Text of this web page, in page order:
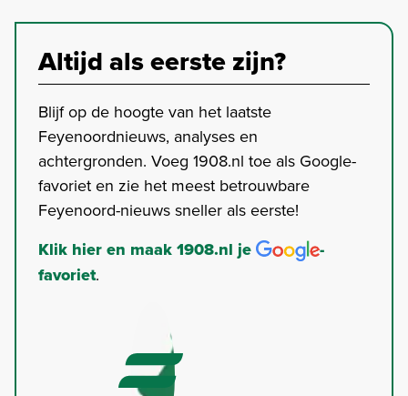
Altijd als eerste zijn?
Blijf op de hoogte van het laatste
Feyenoordnieuws, analyses en
achtergronden. Voeg 1908.nl toe als Google-
favoriet en zie het meest betrouwbare
Feyenoord-nieuws sneller als eerste!
Klik hier en maak 1908.nl je
-
favoriet.